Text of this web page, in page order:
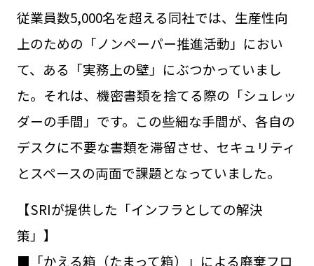
従業員数5,000名を超える同社では、生産性向
上のための「ノンペーパー推進活動」におい
て、ある「実務上の壁」にぶつかっていまし
た。それは、機密書類を捨てる際の「シュレッ
ダーの手間」です。この些細な手間が、各自の
デスクに不要な書類を滞留させ、セキュリティ
とスペースの両面で課題となっていました。
【SRIが提供した「インフラとしての解決
策」】
■「かえる箱（たまって箱）」による廃棄フロ